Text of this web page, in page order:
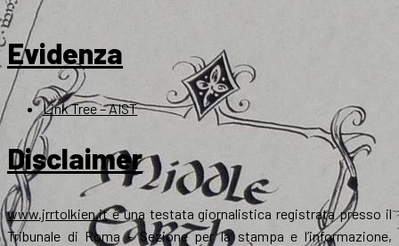
Evidenza
Link Tree – AIST
Disclaimer
www.jrrtolkien.itè una testata giornalistica registrata presso il
Tribunale di Roma - Sezione per la stampa e l’informazione,